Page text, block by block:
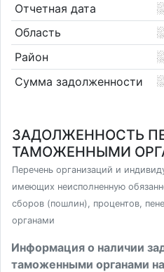
Отчетная дата
Область
Район
Сумма задолженности
ЗАДОЛЖЕННОСТЬ
ТАМОЖЕННЫМИ
Перечень организаций и
имеющих неисполненную
сборов (пошлин), процентов,
органами
Информация о наличии
таможенными органами